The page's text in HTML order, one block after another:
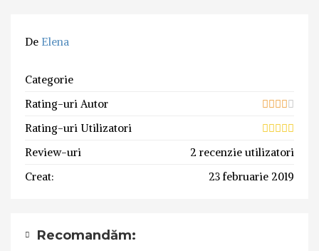
De Elena
Categorie
Rating-uri Autor
Rating-uri Utilizatori
Review-uri
2 recenzie utilizatori
Creat:
23 februarie 2019
Recomandăm: